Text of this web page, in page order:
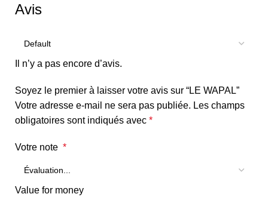
Avis
Il n’y a pas encore d’avis.
Soyez le premier à laisser votre avis sur “LE WAPAL”
Votre adresse e-mail ne sera pas publiée. Les champs
obligatoires sont indiqués avec *
Votre note *
Value for money